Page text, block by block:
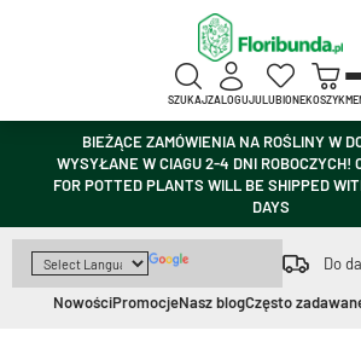
BIEŻĄCE ZAMÓWIENIA NA ROŚLINY W
WYSYŁANE W CIAGU 2-4 DNI ROBOCZYCH!
FOR POTTED PLANTS WILL BE SHIPPED
DAYS
Do
NowościPromocjeNasz blogCzęsto
SZUKAJZALOGUJULUBIONEKOSZYK